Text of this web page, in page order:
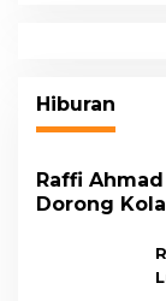
Hiburan
Raffi
Dorong